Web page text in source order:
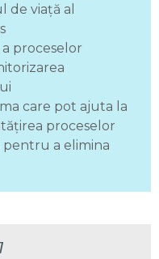
de viață al
proceselor
care pot ajuta la
proceselor
a elimina